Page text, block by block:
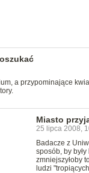
a przypominające
Miasto
25 lipca 2008,
Badacze z
sposób, by
zmniejszyłoby
ludzi